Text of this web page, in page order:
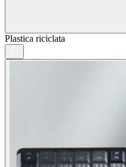
Plastica riciclata